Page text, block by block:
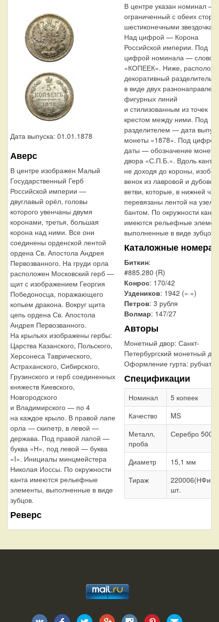
Дата выпуска: 01.01.1878
Аверс
В центре изображен Малый
Государственный Герб
Российской империи —
двуглавый орёл, головы
которого увенчаны двумя
коронами, третья, большая
корона над ними. Все они
соединены орденской лентой
ордена Св. Апостола Андрея
Первозванного. На груди орла
расположен Московский герб —
щит с изображением Георгия
Победоносца, поражающего
копьем дракона. Вокруг щита
цепь ордена Св. Апостола
Андрея Первозванного.
На крыльях изображены гербы:
Царства Казанского, Польского,
Херсонеса Таврического,
Астраханского, Сибирского,
Грузинского и герб соединенных
княжеств Киевского,
Новгородского
и Владимирского — по 4
на каждое крыло. В правой лапе
орла — скипетр, в левой —
держава. Под правой лапой —
буква «Н», под левой — буква
«I». Инициалы минцмейстера
Николая Иоссы. По окружности
канта имеются рельефные
элементы, выполненные в виде
зубцов.
Реверс
В центре указан номинал —
ограниченный с обеих
шестиконечными
Над цифрой — Корона
Российской империи. Под
цифрой номинала — слово
«КОПЕЕК». Ниже,
декоративный разделитель
в виде двух
фигурных линий
и стилизованным из точек
крестом между ними. Под
разделителем — дата
монеты «1878». Под цифрой
даты — обозначение
двора «С.П.Б.». Вдоль канта,
не доходя до короны,
венок из лавровой и дубовой
ветви, которые, в нижней
перевязаны лентой на узел
бантом. По окружности канта
имеются рельефные
выполненные в виде зубцов.
Каталожные номера
Биткин:
#885.280 (R)
Конрос: 170/42
Уздеников: 1942 («·»)
Петров: 3 рубля
Волмар: 147/27
Авторы
Монетный двор: Санкт-
Петербургский монетный
Оформление гурта:
Спецификации
Номинал
5 копеек
Качество
MS
Металл,
проба
Серебро 500
Диаметр
15,1 мм
Тираж
шт.